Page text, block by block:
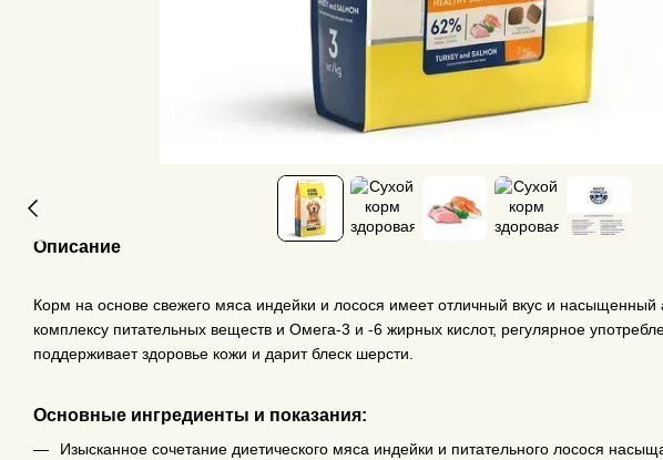
Описание
Корм на основе свежего мяса индейки и лосося имеет отличный вкус и насыщенный
комплексу питательных веществ и Омега-3 и -6 жирных кислот, регулярное
поддерживает здоровье кожи и дарит блеск шерсти.
Основные ингредиенты и показания:
Изысканное сочетание диетического мяса индейки и питательного лосося